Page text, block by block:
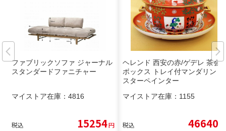
ファブリックソファ ジャーナル
スタンダードファニチャー
マイストア在庫： 4816
税込 15254円
ヘレンド 西安の赤/ゲデレ 茶会
ボックス トレイ付マンダリン マ
スターペインター
マイストア在庫： 1155
税込 46640